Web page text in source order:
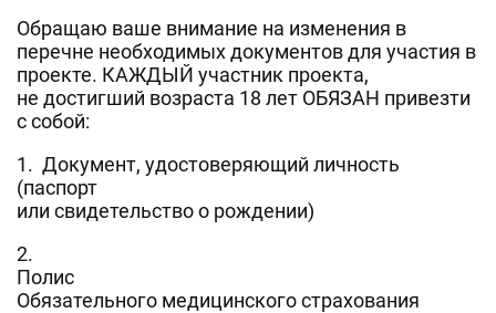
Обращаю ваше внимание на изменения в
перечне необходимых документов для участия в
проекте. КАЖДЫЙ участник проекта,
не достигший возраста 18 лет ОБЯЗАН привезти
с собой:
1. Документ, удостоверяющий личность
(паспорт
или свидетельство о рождении)
2.
Полис
Обязательного медицинского страхования